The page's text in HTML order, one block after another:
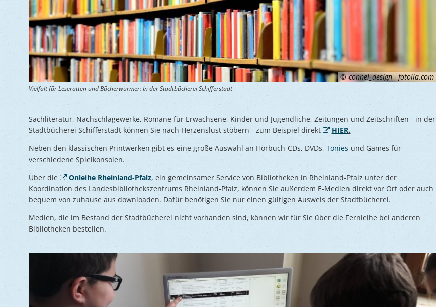
© connel_design - fotolia.com
Vielfalt für Leseratten und Bücherwürmer: In der Stadtbücherei Schifferstadt
Sachliteratur, Nachschlagewerke, Romane für Erwachsene, Kinder und Jugendliche, Zeitungen und Zeitschriften - in der
Stadtbücherei Schifferstadt können Sie nach Herzenslust stöbern - zum Beispiel direkt
HIER.
Neben den klassischen Printwerken gibt es eine große Auswahl an Hörbuch-CDs, DVDs, Tonies und Games für
verschiedene Spielkonsolen.
Über die
Onleihe Rheinland-Pfalz, ein gemeinsamer Service von Bibliotheken in Rheinland-Pfalz unter der
Koordination des Landesbibliothekszentrums Rheinland-Pfalz, können Sie außerdem E-Medien direkt vor Ort oder auch
bequem von zuhause aus downloaden. Dafür benötigen Sie nur einen gültigen Ausweis der Stadtbücherei.
Medien, die im Bestand der Stadtbücherei nicht vorhanden sind, können wir für Sie über die Fernleihe bei anderen
Bibliotheken bestellen.